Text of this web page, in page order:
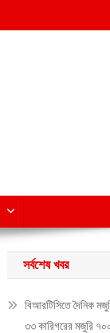
সর্বশেষ খবর
বিআরটিসিতে দৈনিক
৩৩ কারিগরের মজুরি